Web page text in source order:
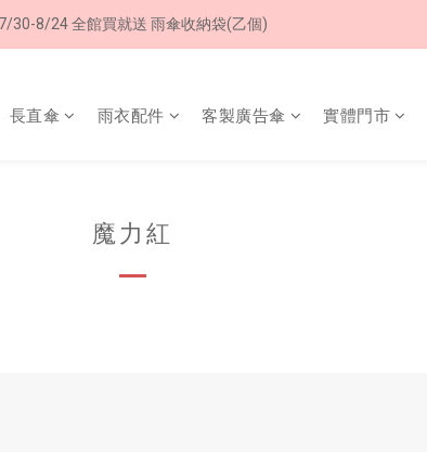
加入LINE好友➤領購物金50元 (現領現用)
7/30-8/24 全館買就送 雨傘收納袋(乙個)
長直傘 雨衣配件 客製廣告傘 實體門市
魔力紅